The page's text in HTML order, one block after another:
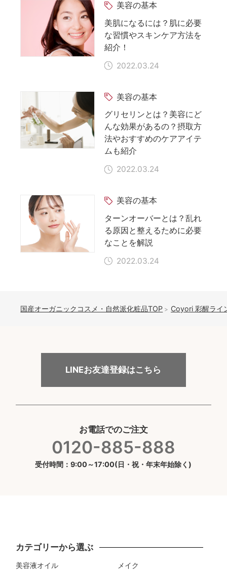
美容の基本
美肌になるには？肌に必要
な習慣やスキンケア方法を
紹介！
2022.03.24
美容の基本
グリセリンとは？美容にど
んな効果があるの？摂取方
法やおすすめのケアアイテ
ムも紹介
2022.03.24
美容の基本
ターンオーバーとは？乱れ
る原因と整えるために必要
なことを解説
2022.03.24
国産オーガニックコスメ・自然派化粧品TOP Coyori 彩醒ライ
LINEお友達登録はこちら
お電話でのご注文
0120-885-888
受付時間：9:00～17:00(日・祝・年末年始除く)
カテゴリーから選ぶ
美容液オイル
メイク